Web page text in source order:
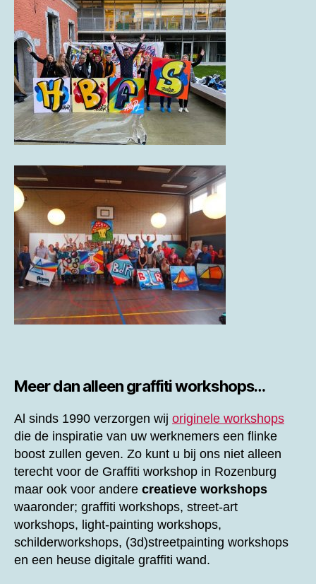
Meer dan alleen graffiti workshops…
Al sinds 1990 verzorgen wij originele workshops
die de inspiratie van uw werknemers een flinke
boost zullen geven. Zo kunt u bij ons niet alleen
terecht voor de Graffiti workshop in Rozenburg
maar ook voor andere creatieve workshops
waaronder; graffiti workshops, street-art
workshops, light-painting workshops,
schilderworkshops, (3d)streetpainting workshops
en een heuse digitale graffiti wand.